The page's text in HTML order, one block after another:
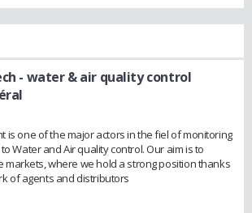
- water & air quality control
is one of the major actors in the fiel of monitoring
Water and Air quality control. Our aim is to
markets, where we hold a strong position thanks
of agents and distributors